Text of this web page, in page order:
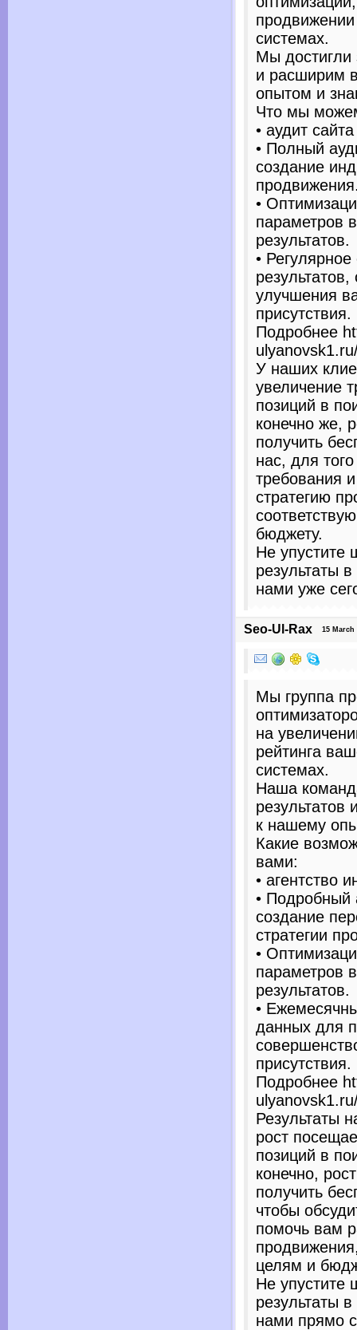
системах.
Мы достигли
и расширим
опытом и
Что мы
• аудит
• Полный
создание
•
параметров
результатов.
•
улучшения
присутствия.
Подробнее
У наших
увеличение
позиций в
конечно же,
получить
нас, для
требования
стратегию
бюджету.
Не упустите
результаты
нами уже
Seo-Ul-Rax 15 March
Мы группа
на
рейтинга
системах.
Наша
результатов
к нашему
Какие
вами:
• агентство
• Подробный
создание
стратегии
•
параметров
результатов.
•
данных для
присутствия.
Подробнее
Результаты
рост
позиций в
конечно,
получить
чтобы
помочь вам
целям и
Не упустите
результаты
нами прямо